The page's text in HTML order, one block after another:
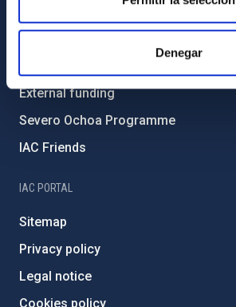
Denegar
External funding
Severo Ochoa Programme
IAC Friends
IAC PORTAL
Sitemap
Privacy policy
Legal notice
Cookies policy